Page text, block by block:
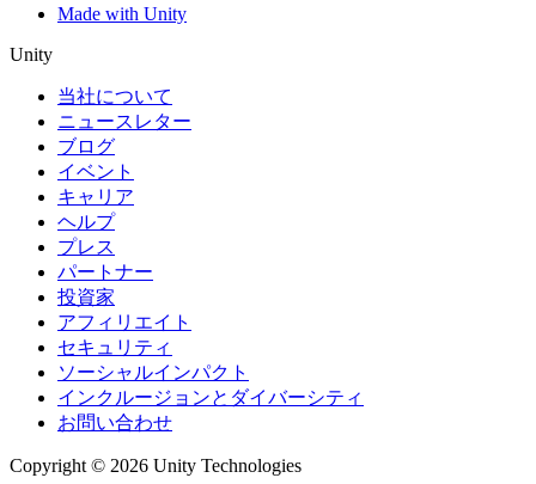
Made with Unity
Unity
当社について
ニュースレター
ブログ
イベント
キャリア
ヘルプ
プレス
パートナー
投資家
アフィリエイト
セキュリティ
ソーシャルインパクト
インクルージョンとダイバーシティ
お問い合わせ
Copyright © 2026 Unity Technologies